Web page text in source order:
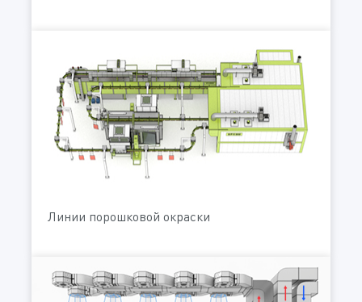
Линии порошковой окраски